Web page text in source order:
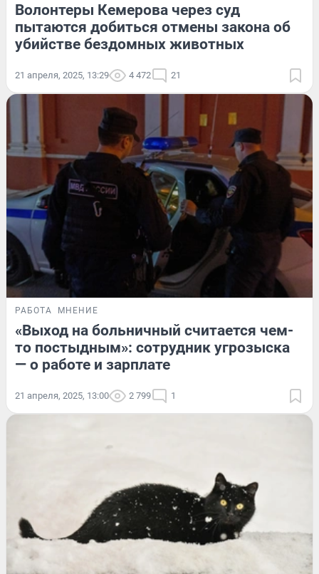
Волонтеры Кемерова через суд
пытаются добиться отмены закона об
убийстве бездомных животных
21 апреля, 2025, 13:29 4 472 21
РАБОТА МНЕНИЕ
«Выход на больничный считается чем-
то постыдным»: сотрудник угрозыска
— о работе и зарплате
21 апреля, 2025, 13:00 2 799 1